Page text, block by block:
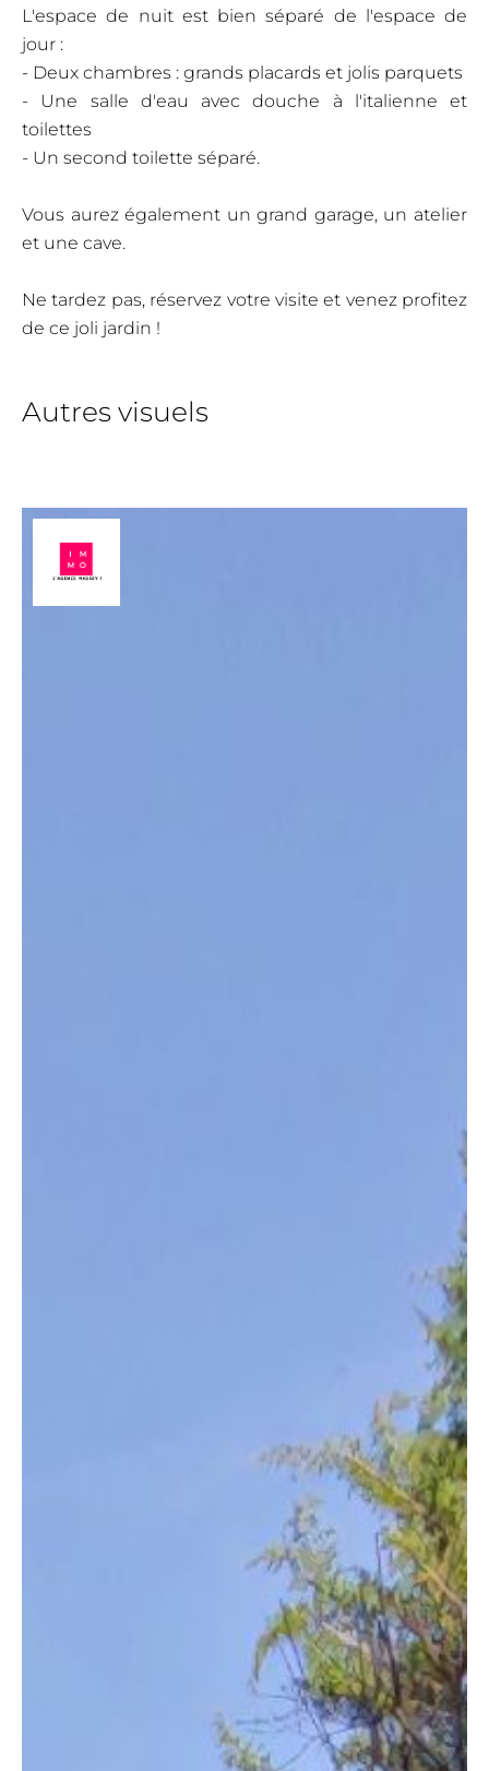
L'espace de nuit est bien séparé de l'espace de
jour :
- Deux chambres : grands placards et jolis parquets
- Une salle d'eau avec douche à l'italienne et
toilettes
- Un second toilette séparé.
Vous aurez également un grand garage, un atelier
et une cave.
Ne tardez pas, réservez votre visite et venez profitez
de ce joli jardin !
Autres visuels